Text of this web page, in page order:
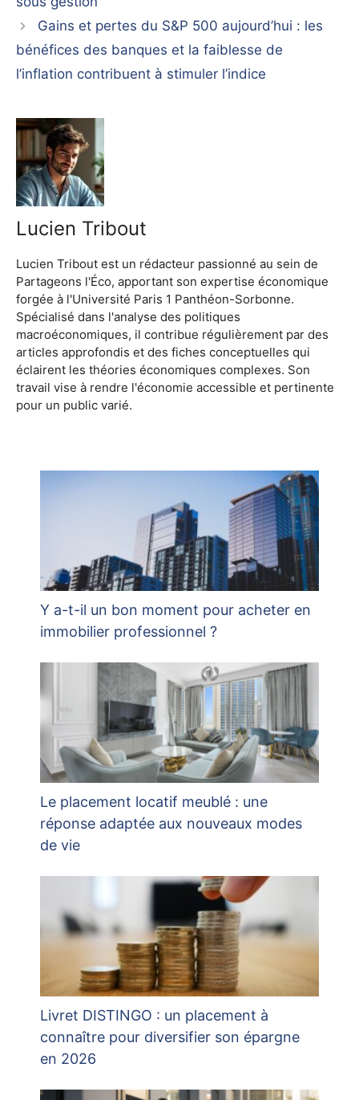
Gains et pertes du S&P 500 aujourd’hui : les
bénéfices des banques et la faiblesse de
l’inflation contribuent à stimuler l’indice
Lucien Tribout
Lucien Tribout est un rédacteur passionné au sein de
Partageons l'Éco, apportant son expertise économique
forgée à l'Université Paris 1 Panthéon-Sorbonne.
Spécialisé dans l'analyse des politiques
macroéconomiques, il contribue régulièrement par des
articles approfondis et des fiches conceptuelles qui
éclairent les théories économiques complexes. Son
travail vise à rendre l'économie accessible et pertinente
pour un public varié.
Y a-t-il un bon moment pour acheter en
immobilier professionnel ?
Le placement locatif meublé : une
réponse adaptée aux nouveaux modes
de vie
Livret DISTINGO : un placement à
connaître pour diversifier son épargne
en 2026